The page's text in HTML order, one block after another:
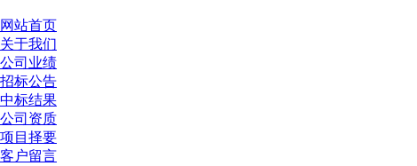
网站首页
关于我们
公司业绩
招标公告
中标结果
公司资质
项目择要
客户留言